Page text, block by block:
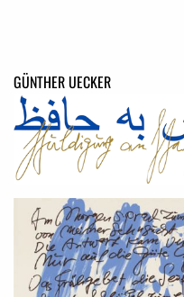
GÜNTHERUECKER